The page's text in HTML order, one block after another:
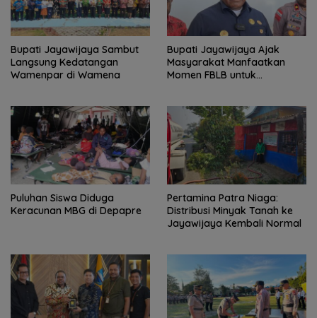
Bupati Jayawijaya Sambut
Langsung Kedatangan
Wamenpar di Wamena
Bupati Jayawijaya Ajak
Masyarakat Manfaatkan
Momen FBLB untuk
Puluhan Siswa Diduga
Keracunan MBG di Depapre
Pertamina Patra Niaga:
Distribusi Minyak Tanah ke
Jayawijaya Kembali Normal